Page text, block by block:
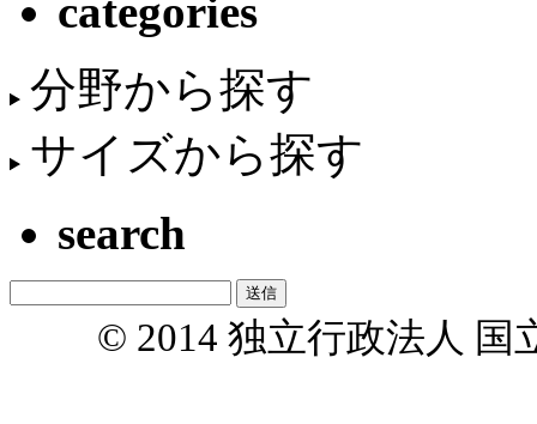
categories
分野から探す
サイズから探す
search
© 2014 独立行政法人 国